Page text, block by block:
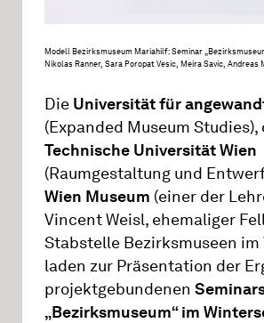
Modell Bezirksmuseum Mariahilf: Seminar
Nikolas Ranner, Sara Poropat Vesic, Meira Savic, Andreas
Die Universität für
(Expanded Museum Studies),
Technische Universität Wien
(Raumgestaltung und
Wien Museum (einer der
Vincent Weisl, ehemaliger
Stabstelle Bezirksmuseen im
laden zur Präsentation der
projektgebundenen
„Bezirksmuseum“ im